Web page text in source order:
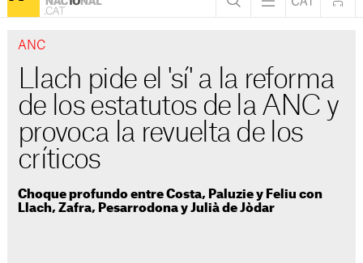
ANC
Llach pide el 'sí' a la reforma
de los estatutos de la ANC y
provoca la revuelta de los
críticos
Choque profundo entre Costa, Paluzie y Feliu con
Llach, Zafra, Pesarrodona y Julià de Jòdar